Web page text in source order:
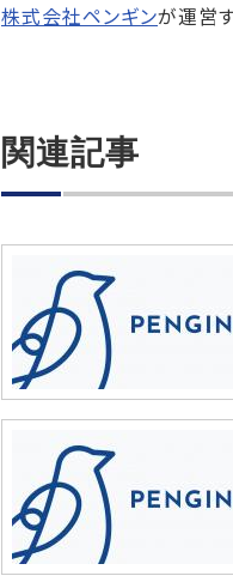
株式会社ペンギンが運営す
関連記事